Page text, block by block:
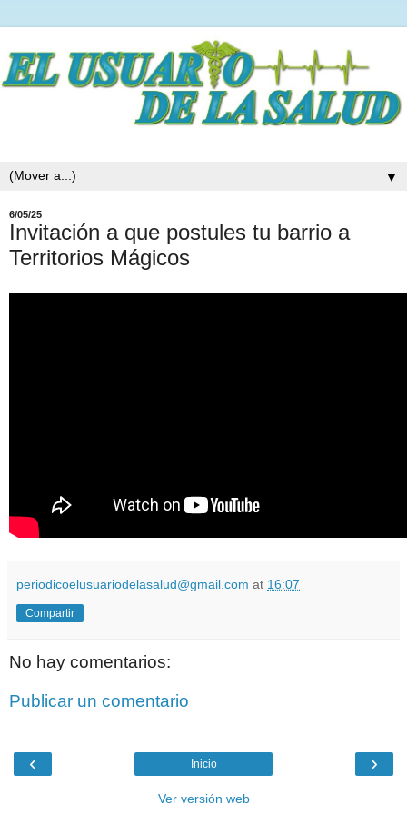
▼
6/05/25
Invitación a que postules tu barrio a
Territorios Mágicos
periodicoelusuariodelasalud@gmail.com at 16:07
Compartir
No hay comentarios:
Publicar un comentario
‹ ›
Inicio
Ver versión web